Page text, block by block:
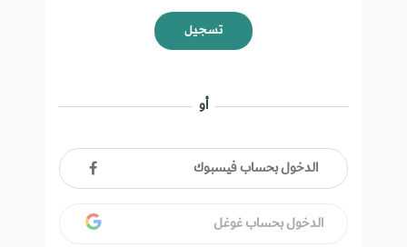
تسجيل
أو
الدخول بحساب فيسبوك
الدخول بحساب غوغل